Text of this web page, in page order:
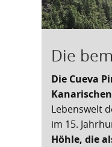
Die
Die Cueva
Lebenswelt
im 15.
Höhle, die